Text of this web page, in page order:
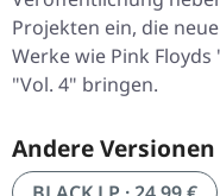
Projekten ein, die
Werke wie Pink
"Vol. 4" bringen.
Andere Versionen